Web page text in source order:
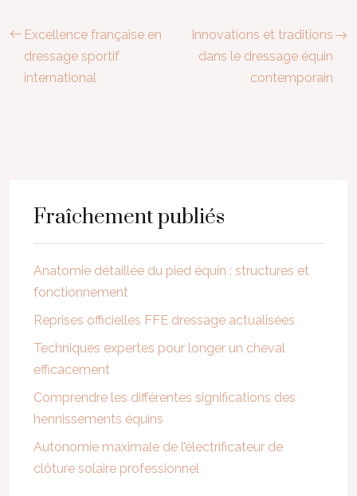
Excellence française en
dressage sportif
international
Innovations et traditions
dans le dressage équin
contemporain
Fraîchement publiés
Anatomie détaillée du pied équin : structures et
fonctionnement
Reprises officielles FFE dressage actualisées
Techniques expertes pour longer un cheval
efficacement
Comprendre les différentes significations des
hennissements équins
Autonomie maximale de l’électrificateur de
clôture solaire professionnel